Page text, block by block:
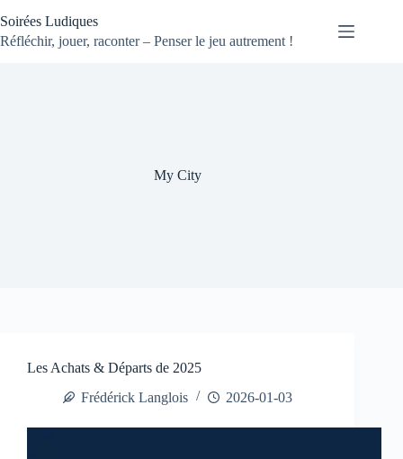
au
contenu
Soirées Ludiques
Réfléchir, jouer, raconter – Penser le jeu autrement !
My City
Les Achats & Départs de 2025
Frédérick Langlois
2026-01-03